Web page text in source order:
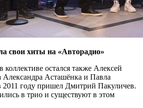
свои хиты на «Авторадио»
коллективе остался также Алексей
Александра Асташёнка и Павла
2011 году пришел Дмитрий Пакуличев.
в трио и существуют в этом